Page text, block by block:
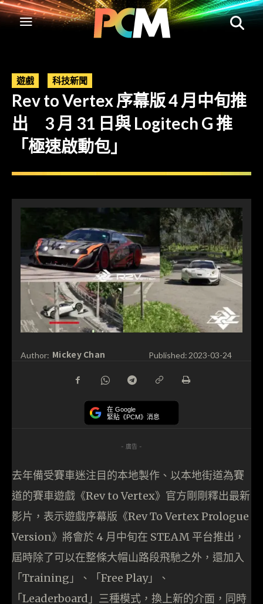
遊戲 科技新聞
Rev to Vertex 序幕版 4 月中旬推
出 3 月 31 日與 Logitech G 推
「極速啟動包」
Author: Mickey Chan Published: 2023-03-24
在 Google
緊貼《PCM》消息
- 廣告 -
去年備受賽車迷注目的本地製作、以本地街道為賽
道的賽車遊戲《Rev to Vertex》官方剛剛釋出最新
影片，表示遊戲序幕版《Rev To Vertex Prologue
Version》將會於 4 月中旬在 STEAM 平台推出，
屆時除了可以在整條大帽山路段飛馳之外，還加入
「Training」、「Free Play」、
「Leaderboard」三種模式，換上新的介面，同時